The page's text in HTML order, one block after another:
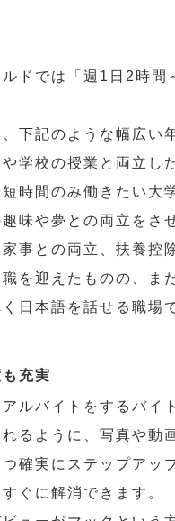
ドでは「週1日2時間
下記のような幅広い
や学校の授業と両立し
短時間のみ働きたい大
趣味や夢との両立をさ
家事との両立、扶養控
職を迎えたものの、ま
く日本語を話せる職場
充実
アルバイトをするバ
るように、写真や動
つ確実にステップア
ぐに解消できます。